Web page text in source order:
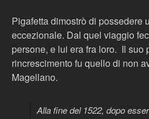
Pigafetta dimostrò di possedere
eccezionale. Dal quel viaggio
persone, e lui era fra loro. Il suo
rincrescimento fu quello di non
Magellano.
Alla fine del 1522, dopo